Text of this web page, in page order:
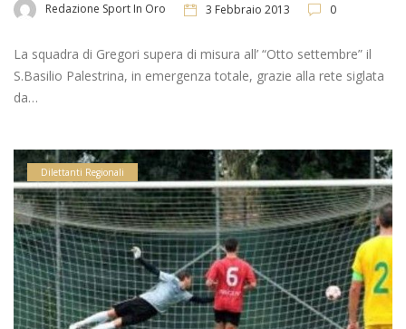
Redazione Sport In Oro 3 Febbraio 2013 0
La squadra di Gregori supera di misura all’ “Otto settembre” il
S.Basilio Palestrina, in emergenza totale, grazie alla rete siglata
da…
Dilettanti Regionali